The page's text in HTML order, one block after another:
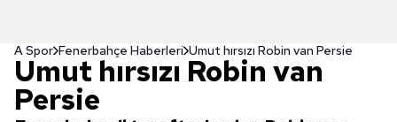
A Spor Fenerbahçe Haberleri Umut hırsızı Robin van Persie
Umut hırsızı Robin van
Persie